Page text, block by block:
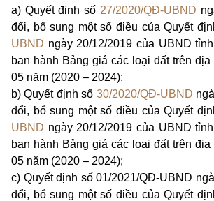
a) Quyết định số 27/2020/QĐ-UBND
đổi, bổ sung một số điều của Quyết
UBND ngày 20/12/2019 của UBND
ban hành Bảng giá các loại đất trên
05 năm (2020 – 2024);
b)Quyết định số 30/2020/QĐ-UBND
đổi, bổ sung một số điều của Quyết
UBND ngày 20/12/2019 của UBND
ban hành Bảng giá các loại đất trên
05 năm (2020 – 2024);
c) Quyết định số 01/2021/QĐ-UBND
đổi, bổ sung một số điều của Quyết